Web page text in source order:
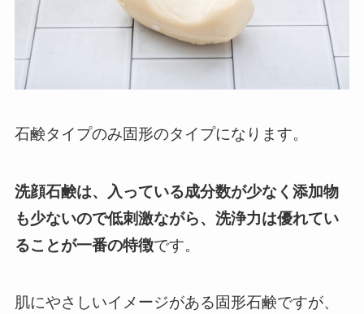
石鹸タイプのみ固形のタイプになります。
洗顔石鹸は、入っている成分数が少なく添加物
も少ないので低刺激ながら、洗浄力は優れてい
ることが一番の特徴です。
肌にやさしいイメージがある固形石鹸ですが、